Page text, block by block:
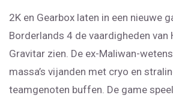
2K en Gearbox laten in een nieuwe
Borderlands 4 de vaardigheden van
Gravitar zien. De ex-Maliwan-
massa’s vijanden met cryo en
teamgenoten buffen. De game